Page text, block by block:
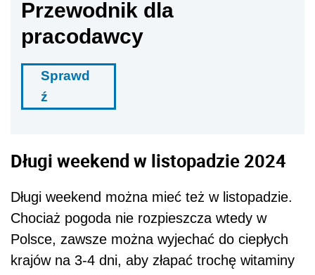
Przewodnik dla
pracodawcy
Sprawd
ź
Długi weekend w listopadzie 2024
Długi weekend można mieć też w listopadzie.
Chociaż pogoda nie rozpieszcza wtedy w
Polsce, zawsze można wyjechać do ciepłych
krajów na 3-4 dni, aby złapać trochę witaminy